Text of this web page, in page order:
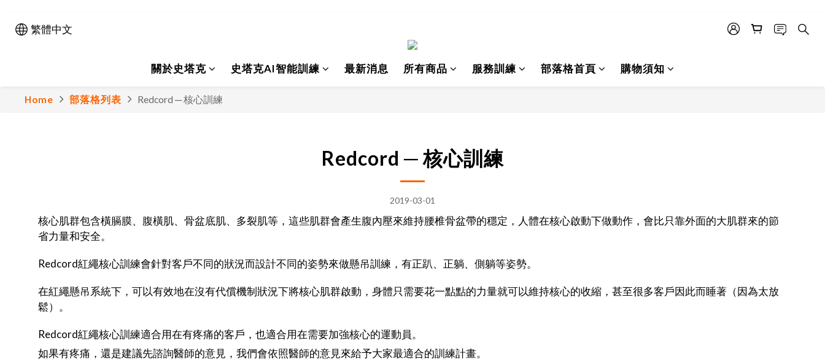
繁體中文
關於史塔克 史塔克AI智能訓練 最新消息 所有商品 服務訓練 部落格首頁 購物須知
Home 部落格列表 Redcord ─ 核心訓練
Redcord ─ 核心訓練
2019-03-01
核心肌群包含橫膈膜、腹橫肌、骨盆底肌、多裂肌等，這些肌群會產生腹內壓來維持腰椎骨盆帶的穩定，人體在核心啟動下做動作，會比只靠外面的大肌群來的節
省力量和安全。
Redcord紅繩核心訓練會針對客戶不同的狀況而設計不同的姿勢來做懸吊訓練，有正趴、正躺、側躺等姿勢。
在紅繩懸吊系統下，可以有效地在沒有代償機制狀況下將核心肌群啟動，身體只需要花一點點的力量就可以維持核心的收縮，甚至很多客戶因此而睡著（因為太放
鬆）。
Redcord紅繩核心訓練適合用在有疼痛的客戶，也適合用在需要加強核心的運動員。
如果有疼痛，還是建議先諮詢醫師的意見，我們會依照醫師的意見來給予大家最適合的訓練計畫。